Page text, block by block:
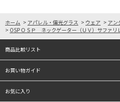
ホーム > アパレル・偏光グラス > ウェア > アン
> OSP ＯＳＰ ネックゲーター（ＵＶ）サファリ
商品比較リスト
お買い物ガイド
お気に入り